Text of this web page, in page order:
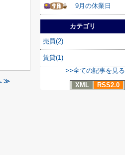
≫
9月の休業日
カテゴリ
売買(2)
賃貸(1)
>>全ての記事を見る
XML
RSS2.0